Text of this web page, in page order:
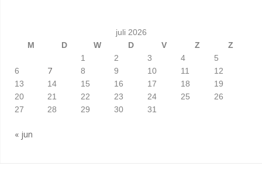
juli 2026
M
D W D V Z
Z
1
2 3 4
5
6
7 8 9 10 11
12
13
14 15 16 17 18
19
20
21 22 23 24 25
26
27
28 29 30 31
« jun